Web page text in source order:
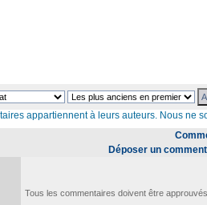
appartiennent à leurs auteurs. Nous ne
Déposer un
Tous les commentaires doivent être